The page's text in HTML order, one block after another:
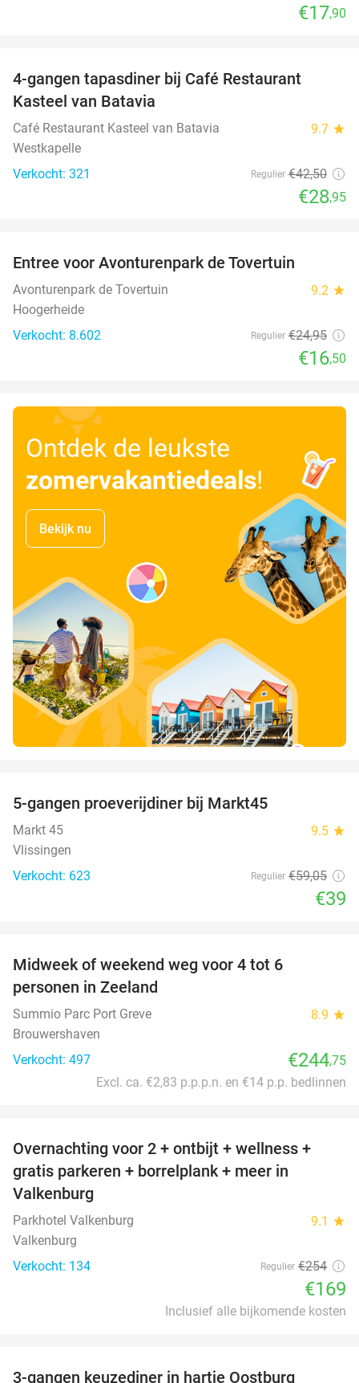
€17,90
4-gangen tapasdiner bij Café Restaurant
Kasteel van Batavia
Café Restaurant Kasteel van Batavia 9.7 star
Westkapelle
Verkocht: 321
Regulier €42,50
€28,95
Entree voor Avonturenpark de Tovertuin
Avonturenpark de Tovertuin 9.2 star
Hoogerheide
Verkocht: 8.602
Regulier €24,95
€16,50
Ontdek de leukste
zomervakantiedeals!
Bekijk nu
5-gangen proeverijdiner bij Markt45
Markt 45 9.5 star
Vlissingen
Verkocht: 623
Regulier €59,05
€39
Midweek of weekend weg voor 4 tot 6
personen in Zeeland
Summio Parc Port Greve 8.9 star
Brouwershaven
Verkocht: 497
€244,75
Excl. ca. €2,83 p.p.p.n. en €14 p.p. bedlinnen
33%
Overnachting voor 2 + ontbijt + wellness +
gratis parkeren + borrelplank + meer in
Valkenburg
Parkhotel Valkenburg 9.1 star
Valkenburg
Verkocht: 134
Regulier €254
€169
Inclusief alle bijkomende kosten
3-gangen keuzediner in hartje Oostburg